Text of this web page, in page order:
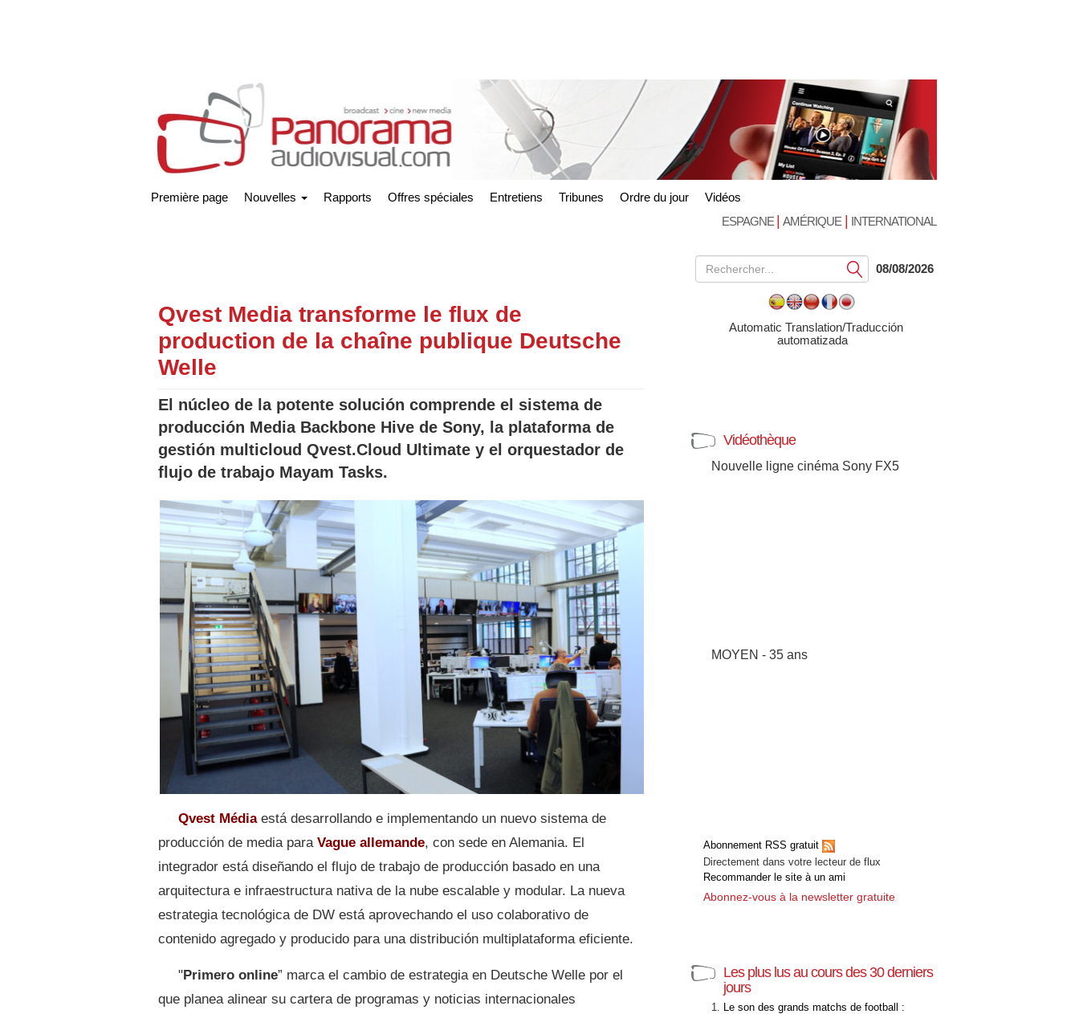
Première page Nouvelles Rapports Offres spéciales Entretiens Tribunes Ordre du jour
Vidéos
ESPAGNE | AMÉRIQUE | INTERNATIONAL
Qvest Media transforme le flux de
production de la chaîne publique Deutsche
Welle
El núcleo de la potente solución comprende el sistema de
producción Media Backbone Hive de Sony, la plataforma de
gestión multicloud Qvest.Cloud Ultimate y el orquestador de
flujo de trabajo Mayam Tasks.
Qvest Média está desarrollando e implementando un nuevo sistema de
producción de media para Vague allemande, con sede en Alemania. El
integrador está diseñando el flujo de trabajo de producción basado en una
arquitectura e infraestructura nativa de la nube escalable y modular. La nueva
estrategia tecnológica de DW ​​está aprovechando el uso colaborativo de
contenido agregado y producido para una distribución multiplataforma eficiente.
"Primero online” marca el cambio de estrategia en Deutsche Welle por el
que ​​planea alinear su cartera de programas y noticias internacionales
Soumettre08/08/2026
Automatic Translation/Traducción
automatizada
Vidéothèque
Nouvelle ligne cinéma Sony FX5
MOYEN - 35 ans
Abonnement RSS gratuit
Directement dans votre lecteur de flux
Recommander le site à un ami
Abonnez-vous à la newsletter gratuite
Les plus lus au cours des 30 derniers
jours
Le son des grands matchs de football :